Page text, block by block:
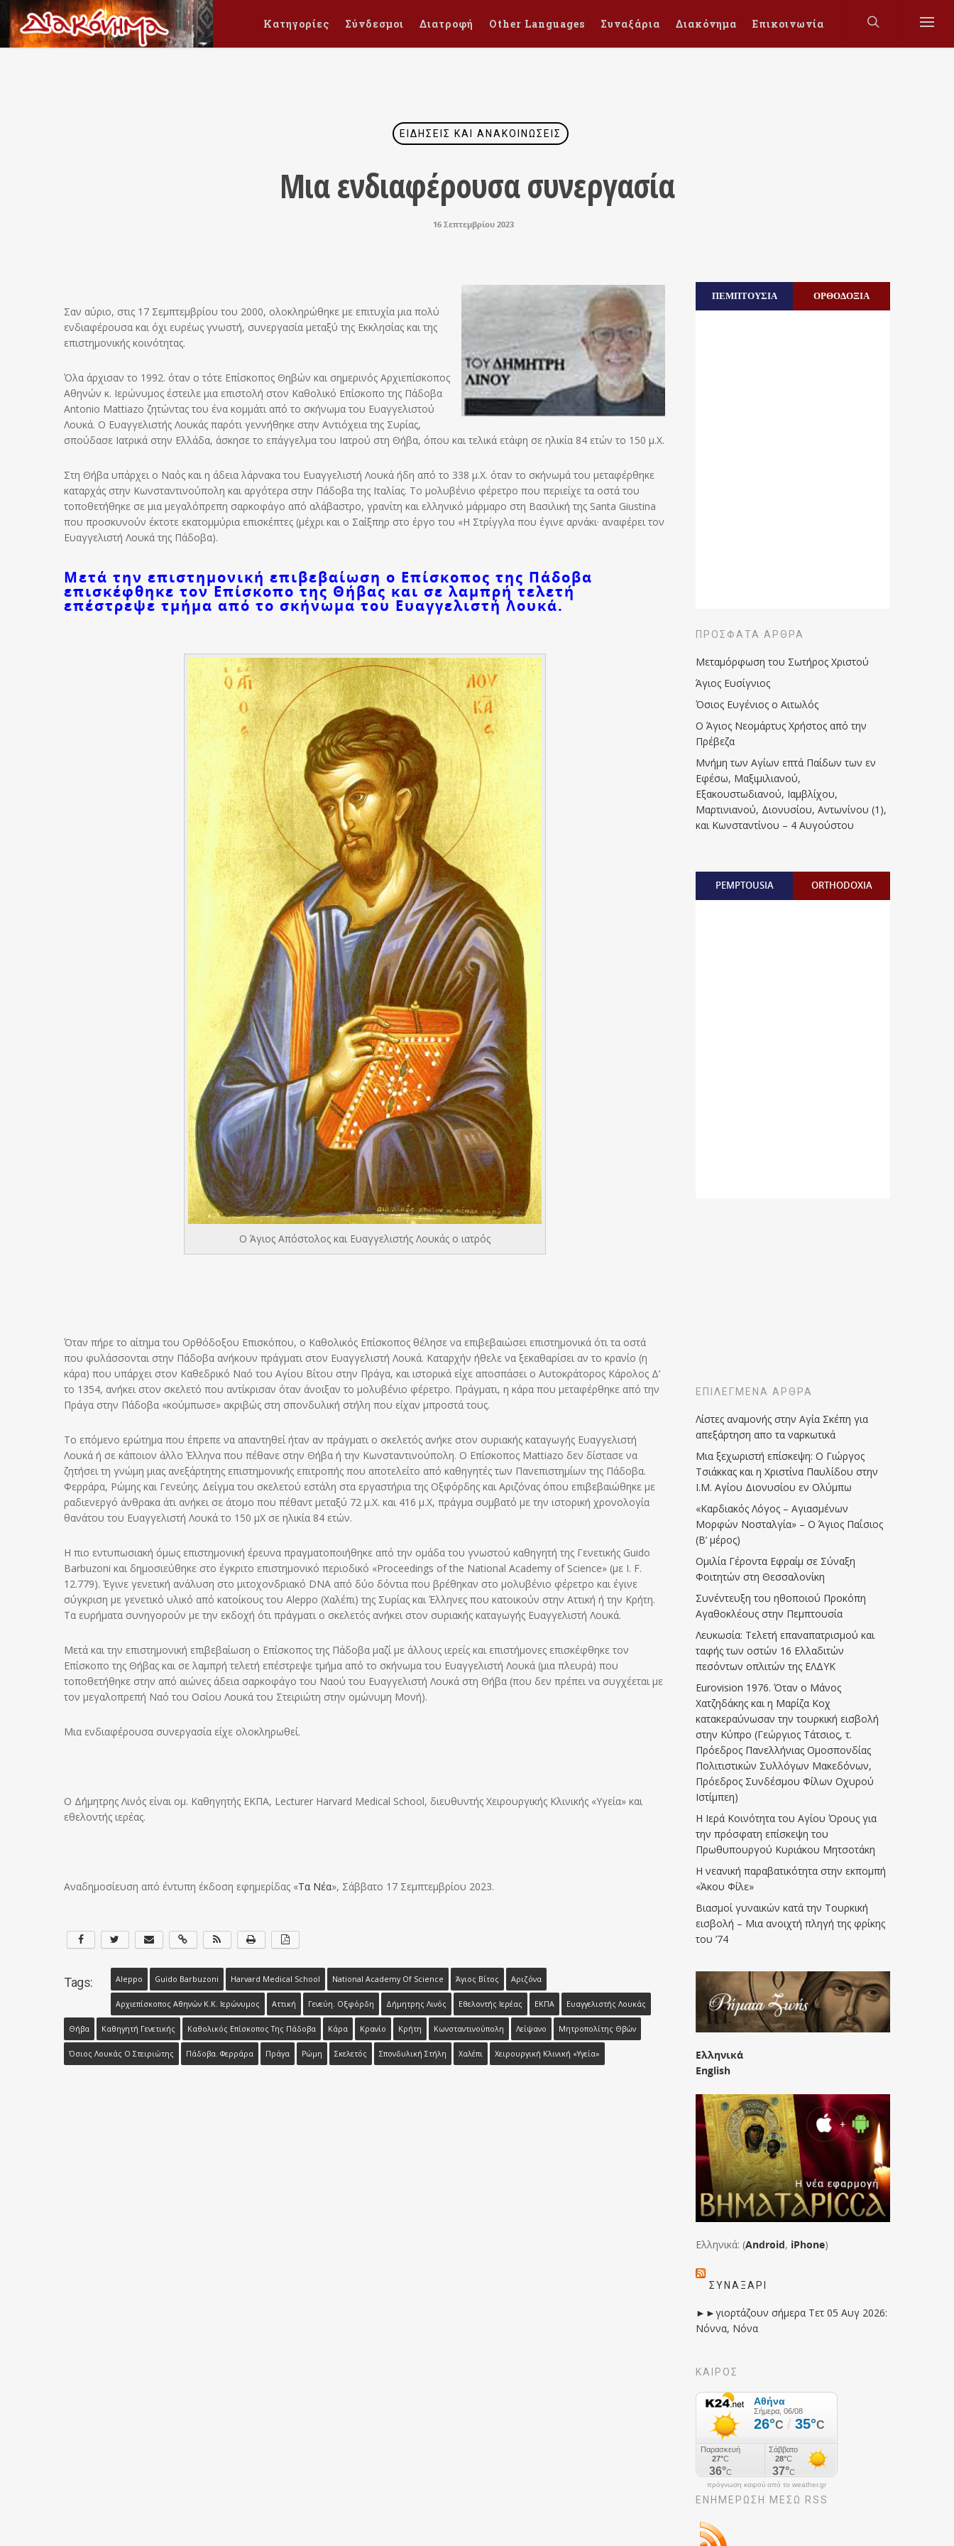
Κατηγορίες Σύνδεσμοι Διατροφή Other Languages Συναξάρια Διακόνημα Επικοινωνία
ΕΙΔΉΣΕΙΣ ΚΑΙ ΑΝΑΚΟΙΝΏΣΕΙΣ
Μια ενδιαφέρουσα συνεργασία
16 Σεπτεμβρίου 2023
Σαν αύριο, στις 17 Σεμπτεμβρίου του 2000, ολοκληρώθηκε με επιτυχία μια πολύ
ενδιαφέρουσα και όχι ευρέως γνωστή, συνεργασία μεταξύ της Εκκλησίας και της
επιστημονικής κοινότητας.
Όλα άρχισαν το 1992. όταν ο τότε Επίσκοπος Θηβών και σημερινός Αρχιεπίσκοπος
Αθηνών κ. Ιερώνυμος έστειλε μια επιστολή στον Καθολικό Επίσκοπο της Πάδοβα
Antonio Mattiazo ζητώντας του ένα κομμάτι από το σκήνωμα του Ευαγγελιστού
Λουκά. Ο Ευαγγελιστής Λουκάς παρότι γεννήθηκε στην Αντιόχεια της Συρίας,
σπούδασε Ιατρικά στην Ελλάδα, άσκησε το επάγγελμα του Ιατρού στη Θήβα, όπου και τελικά ετάφη σε ηλικία 84 ετών το 150 μ.Χ.
Στη Θήβα υπάρχει ο Ναός και η άδεια λάρνακα του Ευαγγελιστή Λουκά ήδη από το 338 μ.Χ. όταν το σκήνωμά του μεταφέρθηκε
καταρχάς στην Κωνσταντινούπολη και αργότερα στην Πάδοβα της Ιταλίας. Το μολυβένιο φέρετρο που περιείχε τα οστά του
τοποθετήθηκε σε μια μεγαλόπρεπη σαρκοφάγο από αλάβαστρο, γρανίτη και ελληνικό μάρμαρο στη Βασιλική της Santa Giustina
που προσκυνούν έκτoτε εκατομμύρια επισκέπτες (μέχρι και ο Σαίξπηρ στο έργο του «Η Στρίγγλα που έγινε αρνάκι· αναφέρει τον
Ευαγγελιστή Λουκά της Πάδοβα).
Μετά την επιστημονική επιβεβαίωση ο Επίσκοπος της Πάδοβα
επισκέφθηκε τον Επίσκοπο της Θήβας και σε λαμπρή τελετή
επέστρεψε τμήμα από το σκήνωμα του Ευαγγελιστή Λουκά.
Ο Άγιος Απόστολος και Ευαγγελιστής Λουκάς ο ιατρός
Όταν πήρε το αίτημα του Ορθόδοξου Επισκόπου, ο Καθολικός Επίσκοπος θέλησε να επιβεβαιώσει επιστημονικά ότι τα οστά
που φυλάσσονται στην Πάδοβα ανήκουν πράγματι στον Ευαγγελιστή Λουκά. Καταρχήν ήθελε να ξεκαθαρίσει αν το κρανίο (η
κάρα) που υπάρχει στον Καθεδρικό Ναό του Αγίου Βίτου στην Πράγα, και ιστορικά είχε αποσπάσει ο Αυτοκράτορος Κάρολος Δ’
το 1354, ανήκει στον σκελετό που αντίκρισαν όταν άνοιξαν το μολυβένιο φέρετρο. Πράγματι, η κάρα που μεταφέρθηκε από την
Πράγα στην Πάδοβα «κούμπωσε» ακριβώς στη σπονδυλική στήλη που είχαν μπροστά τους.
Το επόμενο ερώτημα που έπρεπε να απαντηθεί ήταν αν πράγματι ο σκελετός ανήκε στον συριακής καταγωγής Ευαγγελιστή
Λουκά ή σε κάποιον άλλο Έλληνα που πέθανε στην Θήβα ή την Κωνσταντινούπολη. Ο Επίσκοπος Mattiazo δεν δίστασε να
ζητήσει τη γνώμη μιας ανεξάρτητης επιστημονικής επιτροπής που αποτελείτο από καθηγητές των Πανεπιστημίων της Πάδοβα.
Φερράρα, Ρώμης και Γενεύης. Δείγμα του σκελετού εστάλη στα εργαστήρια της Οξφόρδης και Αριζόνας όπου επιβεβαιώθηκε με
ραδιενεργό άνθρακα άτι ανήκει σε άτομο που πέθαντ μεταξύ 72 μ.Χ. και 416 μ.Χ, πράγμα συμβατό με την ιστορική χρονολογία
θανάτου του Ευαγγελιστή Λουκά το 150 μΧ σε ηλικία 84 ετών.
Η πιο εντυπωσιακή όμως επιστημονική έρευνα πραγματοποιήθηκε από την ομάδα του γνωστού καθηγητή της Γενετικής Guido
Barbuzoni και δημοσιεύθηκε στο έγκριτο επιστημονικό περιοδικό «Proceedings of the National Academy of Science» (με I. F.
12.779). Έγινε γενετική ανάλυση στο μιτοχονδριακό DNA από δύο δόντια που βρέθηκαν στο μολυβένιο φέρετρο και έγινε
σύγκριση με γενετικό υλικό από κατοίκους του Aleppo (Χαλέπι) της Συρίας και Έλληνες που κατοικούν στην Αττική ή την Κρήτη.
Τα ευρήματα συνηγορούν με την εκδοχή ότι πράγματι ο σκελετός ανήκει στον συριακής καταγωγής Ευαγγελιστή Λουκά.
Μετά και την επιστημονική επιβεβαίωση ο Επίσκοπος της Πάδοβα μαζί με άλλους ιερείς και επιστήμονες επισκέφθηκε τον
Επίσκοπο της Θήβας και σε λαμπρή τελετή επέστρεψε τμήμα από το σκήνωμα του Ευαγγελιστή Λουκά (μια πλευρά) που
τοποθετήθηκε στην από αιώνες άδεια σαρκοφάγο του Ναού του Ευαγγελιστή Λουκά στη Θήβα (που δεν πρέπει να συγχέεται με
τον μεγαλοπρεπή Ναό του Οσίου Λουκά του Στειριώτη στην ομώνυμη Μονή).
Μια ενδιαφέρουσα συνεργασία είχε ολοκληρωθεί.
О Δήμητρης Λινός είναι ομ. Καθηγητής ΕΚΠΑ, Lecturer Harvard Medical School, διευθυντής Χειρουργικής Κλινικής «Υγεία» και
εθελοντής ιερέας.
Αναδημοσίευση από έντυπη έκδοση εφημερίδας «Τα Νέα», Σάββατο 17 Σεμπτεμβρίου 2023.
Tags: Aleppo Guido Barbuzoni Harvard Medical School National Academy Of Science Άγιος Βίτος Αριζόνα
Αρχιεπίσκοπος Αθηνών Κ.κ. Ιερώνυμος Αττική Γενεύη. Οξφόρδη Δήμητρης Λινός Εθελοντής Ιερέας ΕΚΠΑ Ευαγγελιστής Λουκάς
Θήβα Καθηγητή Γενετικής Καθολικός Επίσκοπος Της Πάδοβα Κάρα Κρανίο Κρήτη Κωνσταντινούπολη Λείψανο Μητροπολίτης Θβών
Όσιος Λουκάς Ο Στειριώτης Πάδοβα. Φερράρα Πράγα Ρώμη Σκελετός Σπονδυλική Στήλη Χαλέπι Χειρουργική Κλινική «Υγεία»
ΠΕΜΠΤΟΥΣΙΑ ΟΡΘΟΔΟΞΙΑ
ΠΡΌΣΦΑΤΑ ΆΡΘΡΑ
Μεταμόρφωση του Σωτήρος Χριστού
Άγιος Ευσίγνιος
Όσιος Ευγένιος ο Αιτωλός
Ο Άγιος Νεομάρτυς Χρήστος από την
Πρέβεζα
Μνήμη των Aγίων επτά Παίδων των εν
Eφέσω, Mαξιμιλιανού,
Eξακουστωδιανού, Iαμβλίχου,
Mαρτινιανού, Διονυσίου, Aντωνίνου (1),
και Kωνσταντίνου – 4 Αυγούστου
PEMPTOUSIA ORTHODOXIA
ΕΠΙΛΕΓΜΈΝΑ ΆΡΘΡΑ
Λίστες αναμονής στην Αγία Σκέπη για
απεξάρτηση απο τα ναρκωτικά
Μια ξεχωριστή επίσκεψη: Ο Γιώργος
Τσιάκκας και η Χριστίνα Παυλίδου στην
Ι.Μ. Αγίου Διονυσίου εν Ολύμπω
«Καρδιακός Λόγος – Αγιασμένων
Μορφών Νοσταλγία» – Ο Άγιος Παΐσιος
(Β’ μέρος)
Ομιλία Γέροντα Εφραίμ σε Σύναξη
Φοιτητών στη Θεσσαλονίκη
Συνέντευξη του ηθοποιού Προκόπη
Αγαθοκλέους στην Πεμπτουσία
Λευκωσία: Τελετή επαναπατρισμού και
ταφής των οστών 16 Ελλαδιτών
πεσόντων οπλιτών της ΕΛΔΥΚ
Eurovision 1976. Όταν ο Μάνος
Χατζηδάκης και η Μαρίζα Κοχ
κατακεραύνωσαν την τουρκική εισβολή
στην Κύπρο (Γεώργιος Τάτσιος, τ.
Πρόεδρος Πανελλήνιας Ομοσπονδίας
Πολιτιστικών Συλλόγων Μακεδόνων,
Πρόεδρος Συνδέσμου Φίλων Οχυρού
Ιστίμπεη)
Η Ιερά Κοινότητα του Αγίου Όρους για
την πρόσφατη επίσκεψη του
Πρωθυπουργού Κυριάκου Μητσοτάκη
Η νεανική παραβατικότητα στην εκπομπή
«Άκου Φίλε»
Βιασμοί γυναικών κατά την Τουρκική
εισβολή – Μια ανοιχτή πληγή της φρίκης
του ’74
Ελληνικά
English
Ελληνικά: (Android, iPhone)
ΣΥΝΑΞΆΡΙ
►►γιορτάζουν σήμερα Τετ 05 Αυγ 2026:
Νόννα, Νόνα
ΚΑΙΡΟΣ
πρόγνωση καιρού από το weather.gr
ΕΝΗΜΈΡΩΣΉ ΜΕΣΩ RSS